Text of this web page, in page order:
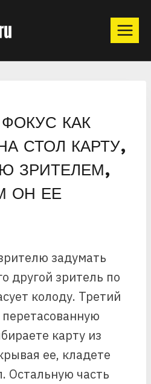
КАК
СТОЛ КАРТУ,
ЗРИТЕЛЕМ,
ОН ЕЕ
задумать
другой зритель по
колоду. Третий
карту из
ее, кладете
Остальную часть